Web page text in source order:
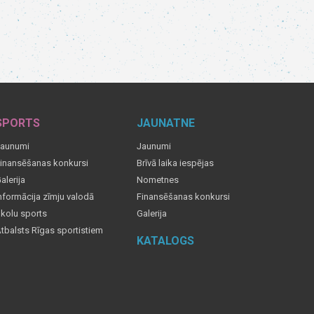
konkursi
zīmju valodā
sports
Rīgas sportistiem
JAUNATNE
Jaunumi
Brīvā laika iespējas
Nometnes
Finansēšanas konkursi
Galerija
KATALOGS